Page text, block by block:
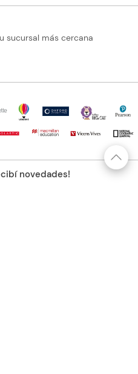
sucursal más cercana
novedades!